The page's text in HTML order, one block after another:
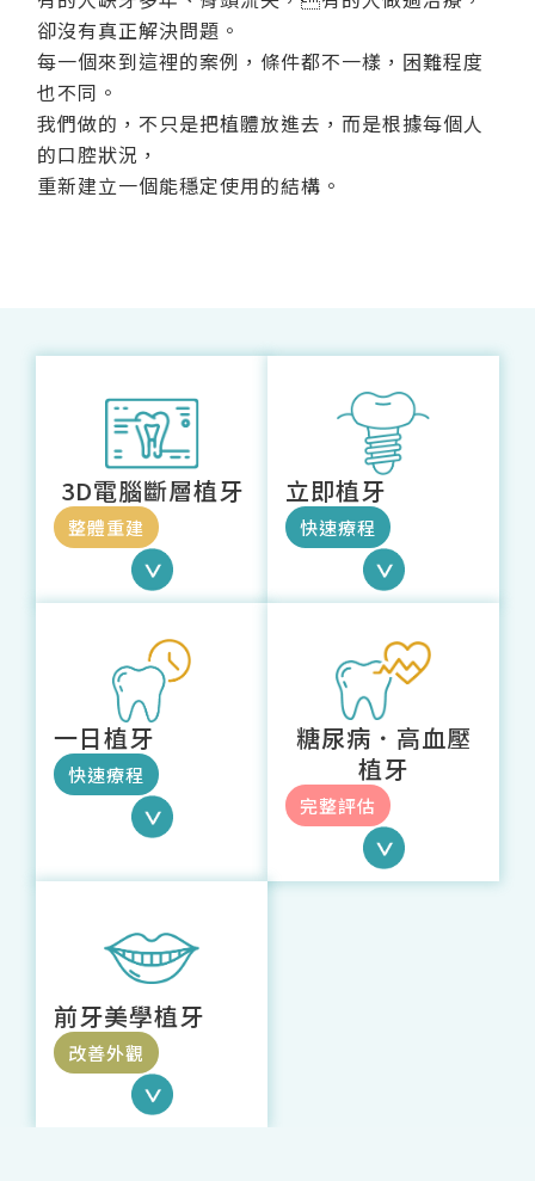
卻沒有真正解決問題。
每一個來到這裡的案例，條件都不一樣，困難程度
也不同。
我們做的，不只是把植體放進去，而是根據每個人
的口腔狀況，
重新建立一個能穩定使用的結構。
3D電腦斷層植牙
整體重建
立即植牙
快速療程
一日植牙
快速療程
糖尿病．高血壓
植牙
完整評估
前牙美學植牙
改善外觀